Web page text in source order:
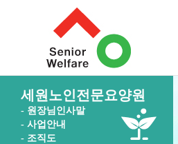
세원노인전문요양원
- 원장님인사말
- 사업안내
- 조직도